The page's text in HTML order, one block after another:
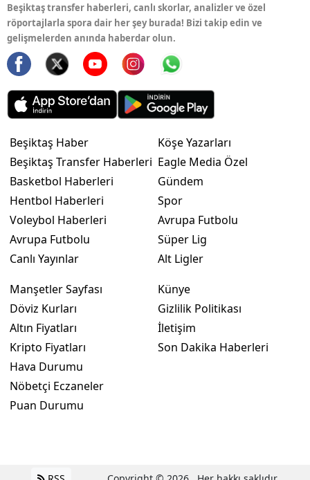
Beşiktaş transfer haberleri, canlı skorlar, analizler ve özel
röportajlarla spora dair her şey burada! Bizi takip edin ve
gelişmelerden anında haberdar olun.
Beşiktaş Haber
Beşiktaş Transfer Haberleri
Basketbol Haberleri
Hentbol Haberleri
Voleybol Haberleri
Avrupa Futbolu
Canlı Yayınlar
Köşe Yazarları
Eagle Media Özel
Gündem
Spor
Avrupa Futbolu
Süper Lig
Alt Ligler
Manşetler Sayfası
Döviz Kurları
Altın Fiyatları
Kripto Fiyatları
Hava Durumu
Nöbetçi Eczaneler
Puan Durumu
Künye
Gizlilik Politikası
İletişim
Son Dakika Haberleri